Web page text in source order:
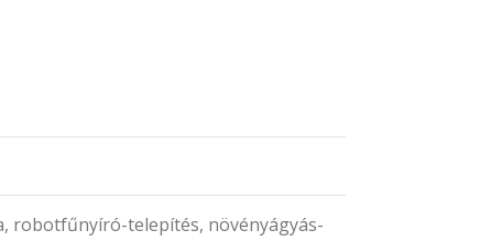
robotfűnyíró-telepítés, növényágyás-